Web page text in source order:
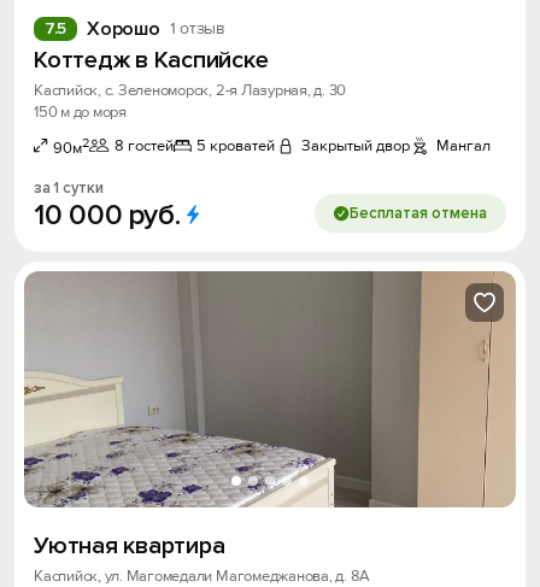
Хорошо 1 отзыв
7.5
Коттедж в Каспийске
Каспийск, с. Зеленоморск, 2-я Лазурная, д. 30
150 м до моря
90м2 8 гостей 5 кроватей Закрытый двор Мангал
за 1 сутки
10 000 руб. Бесплатая отмена
Уютная квартира
Каспийск, ул. Магомедали Магомеджановa, д. 8А